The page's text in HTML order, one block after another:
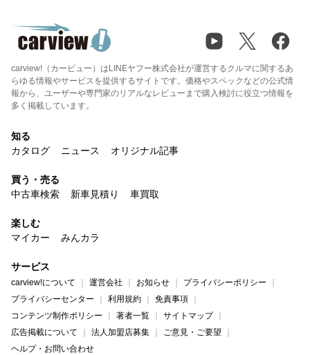
carview!（カービュー）はLINEヤフー株式会社が運営するクルマに関するあ
らゆる情報やサービスを提供するサイトです。価格やスペックなどの公式情
報から、ユーザーや専門家のリアルなレビューまで購入検討に役立つ情報を
多く掲載しています。
知る
カタログ
ニュース オリジナル記事
買う・売る
中古車検索
新車見積り 車買取
楽しむ
マイカー
みんカラ
サービス
carview!について 運営会社 お知らせ
プライバシーポリシー
プライバシーセンター
利用規約
免責事項
コンテンツ制作ポリシー
著者一覧
サイトマップ
広告掲載について
法人加盟店募集
ご意見・ご要望
ヘルプ・お問い合わせ